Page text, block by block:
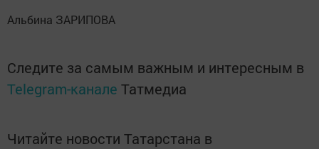
Альбина ЗАРИПОВА
Следите за самым важным и интересным в
Telegram-канале Татмедиа
Читайте новости Татарстана в